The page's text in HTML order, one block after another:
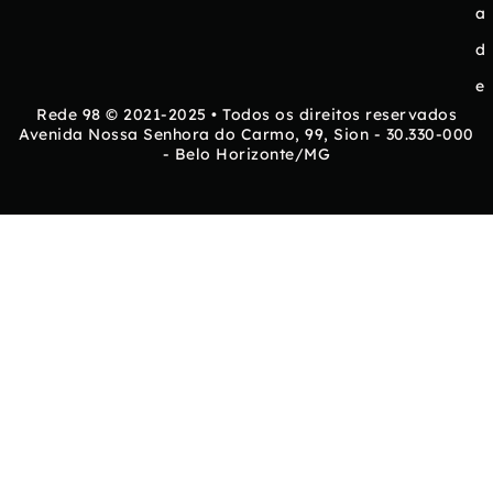
a
d
e
Rede 98 © 2021-2025 • Todos os direitos reservados
Avenida Nossa Senhora do Carmo, 99, Sion - 30.330-000
- Belo Horizonte/MG